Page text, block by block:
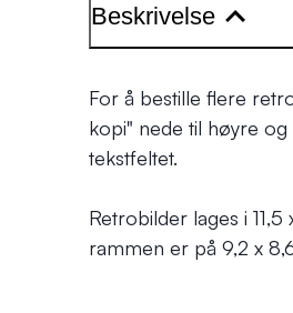
Beskrivelse
For å bestille flere
kopi" nede til høyre
tekstfeltet.
Retrobilder lages i
rammen er på 9,2 x